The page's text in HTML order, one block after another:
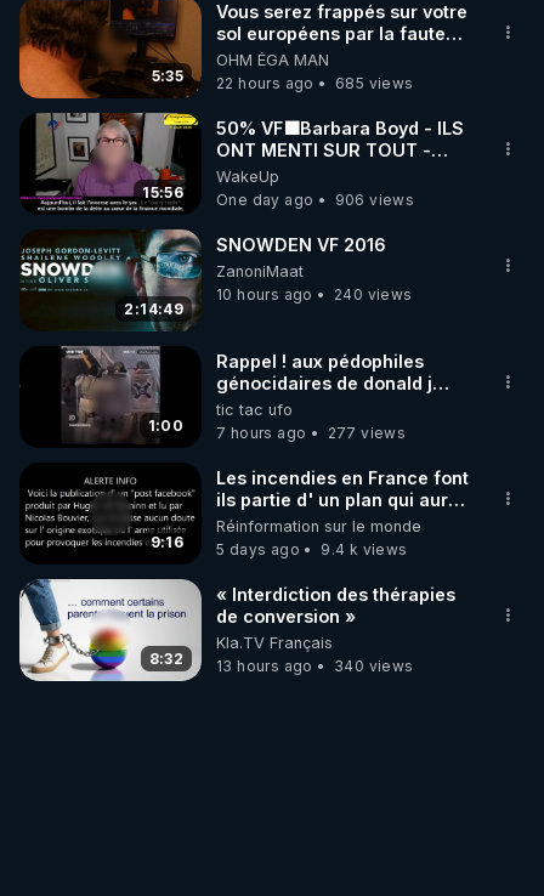
5:35
Vous serez frappés sur votre
sol européens par la faute
des dirigeants qui s'en
mettent dans le nez
OHM ÉGA MAN
22 hours ago
685 views
15:56
50% VF🟩Barbara Boyd - ILS
ONT MENTI SUR TOUT -
Jocelyne Traduction
WakeUp
One day ago
906 views
2:14:49
SNOWDEN VF 2016
ZanoniMaat
10 hours ago
240 views
1:00
Rappel ! aux pédophiles
génocidaires de donald j
trump et ses supporters
trumpistes 424et 666.
tic tac ufo
7 hours ago
277 views
9:16
Les incendies en France font
ils partie d' un plan qui aurait
débuté le 11 septembre 2001
?
Réinformation sur le monde
5 days ago
9.4 k views
8:32
« Interdiction des thérapies
de conversion »
Kla.TV Français
13 hours ago
340 views